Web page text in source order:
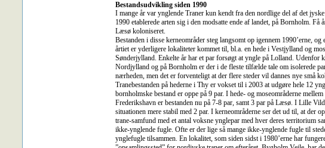
Bestandsudvikling siden 1990
I mange år var ynglende Traner kun kendt fra den nordlige del af det
1990 etablerede arten sig i den modsatte ende af landet, på Bornholm. Få
Læsø koloniseret.
Bestanden i disse kerneområder steg langsomt op igennem 1990’erne, og
årtiet er yderligere lokaliteter kommet til, bl.a. en hede i Vestjylland og
Sønderjylland. Enkelte år har et par forsøgt at yngle på Lolland. Udenfor
Nordjylland og på Bornholm er der i de fleste tilfælde tale om isolerede
nærheden, men det er forventeligt at der flere steder vil dannes nye små
Tranebestanden på hederne i Thy er vokset til i 2003 at udgøre hele 12
bornholmske bestand er oppe på 9 par. I hede- og moseområderne mellem
Frederikshavn er bestanden nu på 7-8 par, samt 3 par på Læsø. I Lille
situationen mere stabil med 2 par. I kerneområderne ser det ud til, at der
trane-samfund med et antal voksne ynglepar med hver deres territorium
ikke-ynglende fugle. Ofte er der lige så mange ikke-ynglende fugle til
ynglefugle tilsammen. En lokalitet, som siden sidst i 1980’erne har